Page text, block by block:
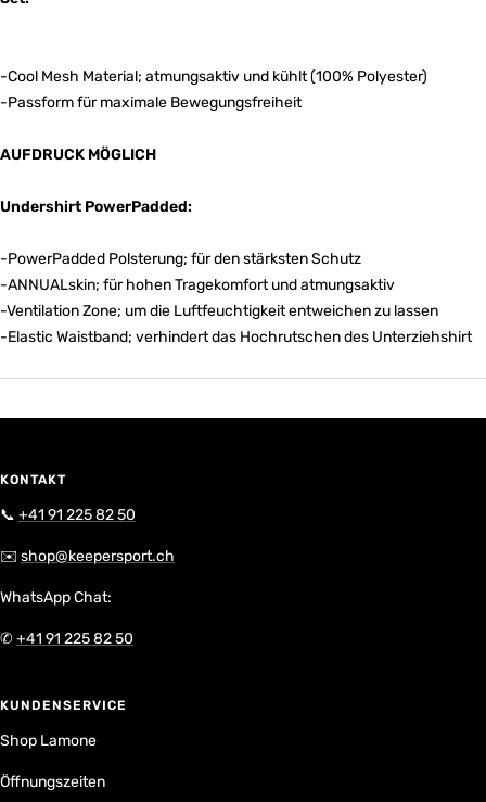
-Cool Mesh Material; atmungsaktiv und kühlt (100% Polyester)
-Passform für maximale Bewegungsfreiheit
AUFDRUCK MÖGLICH
Undershirt PowerPadded:
-PowerPadded Polsterung; für den stärksten Schutz
-ANNUALskin; für hohen Tragekomfort und atmungsaktiv
-Ventilation Zone; um die Luftfeuchtigkeit entweichen zu lassen
-Elastic Waistband; verhindert das Hochrutschen des Unterziehshirt
KONTAKT
📞 +41 91 225 82 50
✉️ shop@keepersport.ch
WhatsApp Chat:
✆+41 91 225 82 50
KUNDENSERVICE
Shop Lamone
Öffnungszeiten